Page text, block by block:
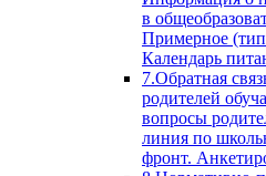
в
Примерное
Календарь
7.Обратная
родителей
вопросы
линия по
фронт.